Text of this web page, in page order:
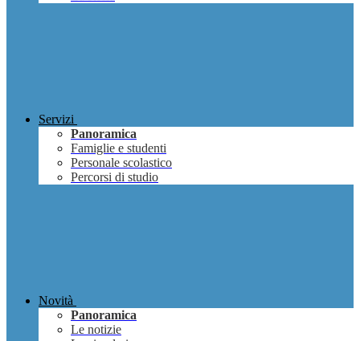
Servizi
Panoramica
Famiglie e studenti
Personale scolastico
Percorsi di studio
Novità
Panoramica
Le notizie